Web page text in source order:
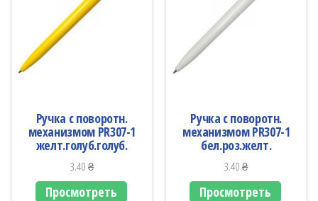
Ручка с поворотн.
механизмом PR307-1
желт.голуб.голуб.
3.40₴
Просмотреть
Ручка с поворотн.
механизмом PR307-1
бел.роз.желт.
3.40₴
Просмотреть